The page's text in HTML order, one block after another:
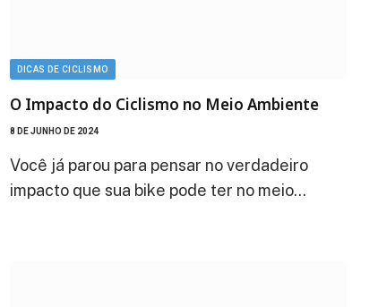
DICAS DE CICLISMO
O Impacto do Ciclismo no Meio Ambiente
8 DE JUNHO DE 2024
Você já parou para pensar no verdadeiro
impacto que sua bike pode ter no meio…